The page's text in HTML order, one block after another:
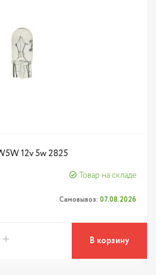
12v 5w 2825
Товар на складе
Самовывоз: 07.08.2026
В корзину